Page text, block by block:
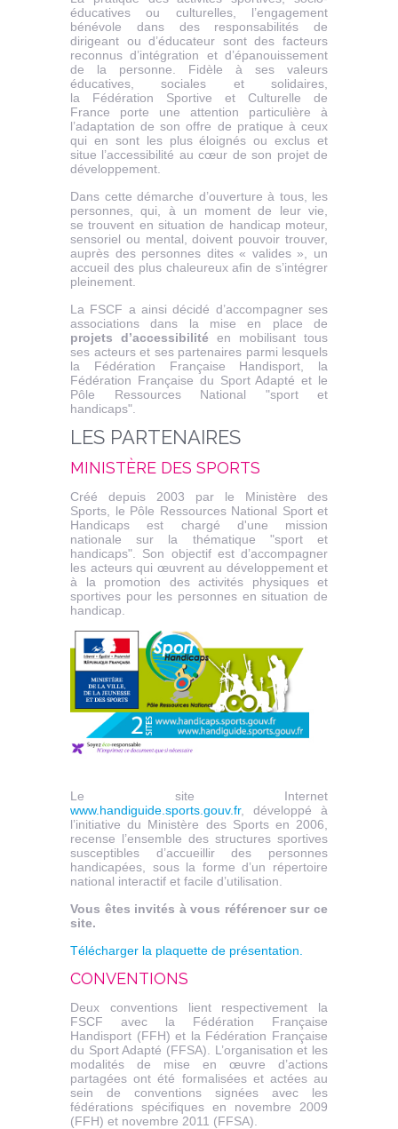
éducatives ou culturelles, l’engagement
bénévole dans des responsabilités de
dirigeant ou d’éducateur sont des facteurs
reconnus d’intégration et d’épanouissement
de la personne. Fidèle à ses valeurs
éducatives, sociales et solidaires,
la Fédération Sportive et Culturelle de
France porte une attention particulière à
l’adaptation de son offre de pratique à ceux
qui en sont les plus éloignés ou exclus et
situe l’accessibilité au cœur de son projet de
développement.
Dans cette démarche d’ouverture à tous, les
personnes, qui, à un moment de leur vie,
se trouvent en situation de handicap moteur,
sensoriel ou mental, doivent pouvoir trouver,
auprès des personnes dites « valides », un
accueil des plus chaleureux afin de s’intégrer
pleinement.
La FSCF a ainsi décidé d’accompagner ses
associations dans la mise en place de
projets d’accessibilité en mobilisant tous
ses acteurs et ses partenaires parmi lesquels
la Fédération Française Handisport, la
Fédération Française du Sport Adapté et le
Pôle Ressources National "sport et
handicaps".
LES PARTENAIRES
MINISTÈRE DES SPORTS
Créé depuis 2003 par le Ministère des
Sports, le Pôle Ressources National Sport et
Handicaps est chargé d'une mission
nationale sur la thématique "sport et
handicaps". Son objectif est d’accompagner
les acteurs qui œuvrent au développement et
à la promotion des activités physiques et
sportives pour les personnes en situation de
handicap.
Le site Internet
www.handiguide.sports.gouv.fr, développé à
l’initiative du Ministère des Sports en 2006,
recense l’ensemble des structures sportives
susceptibles d’accueillir des personnes
handicapées, sous la forme d’un répertoire
national interactif et facile d’utilisation.
Vous êtes invités à vous référencer sur ce
site.
Télécharger la plaquette de présentation.
CONVENTIONS
Deux conventions lient respectivement la
FSCF avec la Fédération Française
Handisport (FFH) et la Fédération Française
du Sport Adapté (FFSA). L’organisation et les
modalités de mise en œuvre d’actions
partagées ont été formalisées et actées au
sein de conventions signées avec les
fédérations spécifiques en novembre 2009
(FFH) et novembre 2011 (FFSA).